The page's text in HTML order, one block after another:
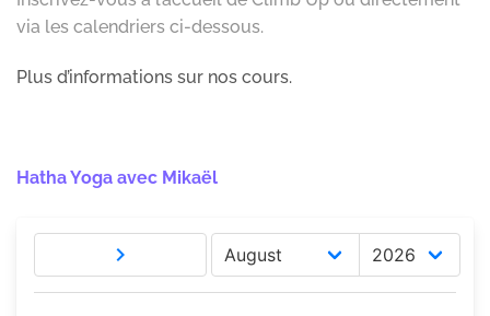
via les calendriers ci-dessous.
Plus d’informations sur nos cours.
Hatha Yoga avec Mikaël